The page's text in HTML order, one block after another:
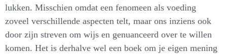
lukken. Misschien omdat een fenomeen als voeding
zoveel verschillende aspecten telt, maar ons inziens ook
door zijn streven om wijs en genuanceerd over te willen
komen. Het is derhalve wel een boek om je eigen mening